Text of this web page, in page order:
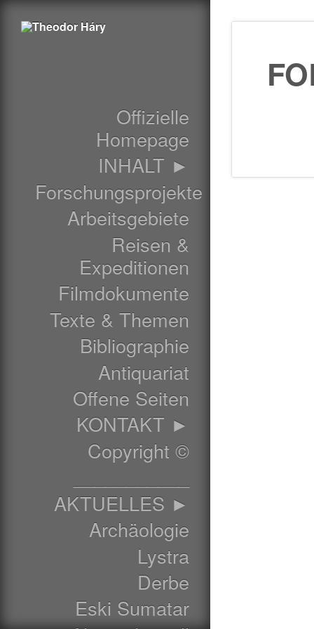
Offizielle
Homepage
INHALT ►
Forschungsprojekte
Arbeitsgebiete
Reisen &
Expeditionen
Filmdokumente
Texte & Themen
Bibliographie
Antiquariat
Offene Seiten
KONTAKT ►
Copyright ©
AKTUELLES ►
Archäologie
Lystra
Derbe
Eski Sumatar